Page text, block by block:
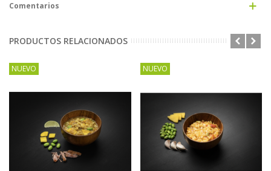
Comentarios
PRODUCTOS RELACIONADOS
NUEVO NUEVO